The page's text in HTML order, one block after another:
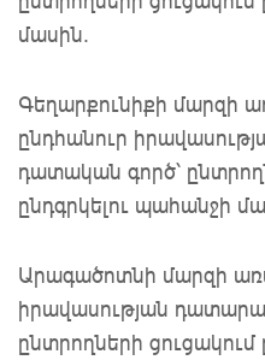
մասին.
Գեղարքունիքի մարզի
ընդհանուր
դատական գործ՝
ընդգրկելու պահանջի
Արագածոտնի մարզի
իրավասության
ընտրողների ցուցակում